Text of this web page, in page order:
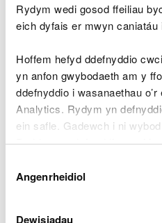
Rydym wedi gosod ffeiliau
eich dyfais er mwyn caniatáu
Hoffem hefyd ddefnyddio
yn anfon gwybodaeth am y
ddefnyddio i wasanaethau
Analytics. Rydym yn
ein safle. Gadewch i ni
Byddwn yn defnyddio cwci i
Gellirdarllen mwy am ein
Caniatâd
Angenrheidiol
Dewisiadau
gyda nifer yn y gymuned.
i ailagor yr ardal mor
sawl mis.
Dywedodd Rory Gill, o
Coedwig y Canolbarth,
sylweddol i rannau
cau’r ardal yn
â gwneud gwaith a